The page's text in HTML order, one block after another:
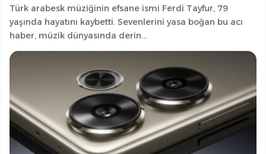
Türk arabesk müziğinin efsane ismi Ferdi Tayfur, 79
yaşında hayatını kaybetti. Sevenlerini yasa boğan bu acı
haber, müzik dünyasında derin…